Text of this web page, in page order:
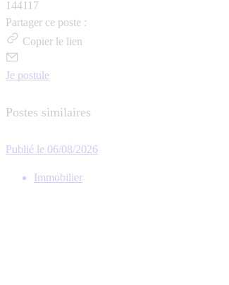
144117
Partager ce poste :
Copier le lien
Je postule
Postes similaires
Publié le 06/08/2026
Immobilier